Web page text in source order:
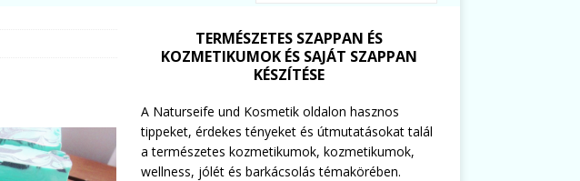
TERMÉSZETES SZAPPAN ÉS
KOZMETIKUMOK ÉS SAJÁT SZAPPAN
KÉSZÍTÉSE
A Naturseife und Kosmetik oldalon hasznos
tippeket, érdekes tényeket és útmutatásokat talál
a természetes kozmetikumok, kozmetikumok,
wellness, jólét és barkácsolás témakörében.